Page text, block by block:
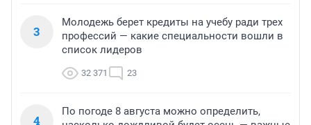
3
Молодежь берет кредиты на учебу ради трех
профессий — какие специальности вошли в
список лидеров
32 371 23
4
По погоде 8 августа можно определить,